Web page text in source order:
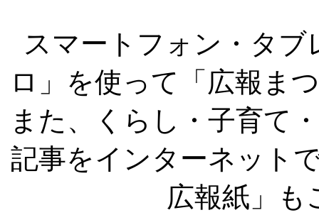
スマートフォン・タ
ロ」を使って「広報ま
また、くらし・子育て
記事をインターネット
広報紙」も